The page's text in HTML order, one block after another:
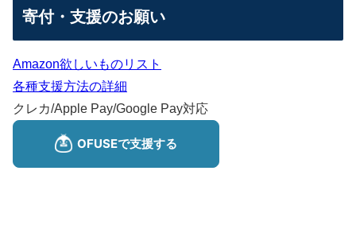
寄付・支援のお願い
Amazon欲しいものリスト
各種支援方法の詳細
クレカ/Apple Pay/Google Pay対応